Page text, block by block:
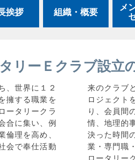
挨拶 組織・概要 メ
リーＥクラブ設立
、世界に１２
擁する職業を
ータリークラ
合に集い、例
理を高め、
会で奉仕活動
来のクラブ
ロジェクト
り、会員間
情、地理的
決った時間
業・専門職